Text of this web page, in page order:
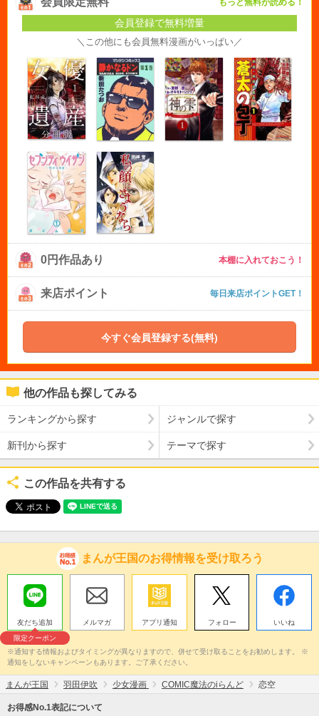
会員登録で無料増量
＼この他にも会員無料漫画がいっぱい／
0円作品あり 本棚に入れておこう！
来店ポイント 毎日来店ポイントGET！
今すぐ会員登録する(無料)
他の作品も探してみる
ランキングから探す ジャンルで探す
新刊から探す テーマで探す
この作品を共有する
まんが王国のお得情報を受け取ろう
友だち追加
限定クーポン
メルマガ アプリ通知 フォロー いいね
※通知する情報およびタイミングが異なりますので、併せて受け取ることをお勧めします。 ※
通知をしないキャンペーンもあります。ご了承ください。
まんが王国 羽田伊吹 少女漫画 COMIC魔法のiらんど 恋空
お得感No.1表記について